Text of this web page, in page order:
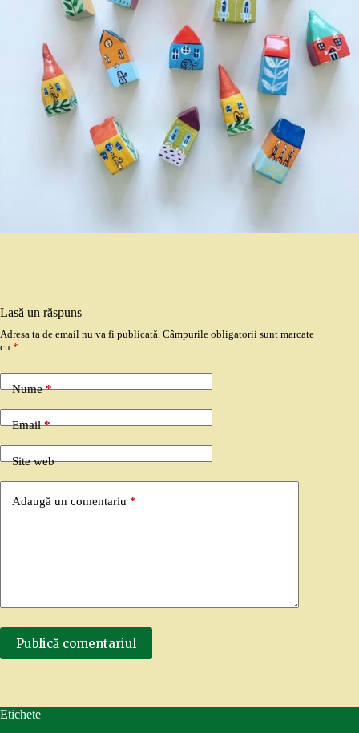
Lasă un răspuns
Adresa ta de email nu va fi publicată. Câmpurile obligatorii sunt marcate
cu *
Nume*
Email*
Site web
Adaugă un comentariu *
Publică comentariul
Etichete